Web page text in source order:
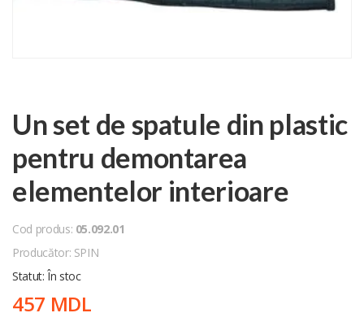
Un set de spatule din plastic
pentru demontarea
elementelor interioare
Cod produs: 05.092.01
Producător: SPIN
Statut: În stoc
457 MDL